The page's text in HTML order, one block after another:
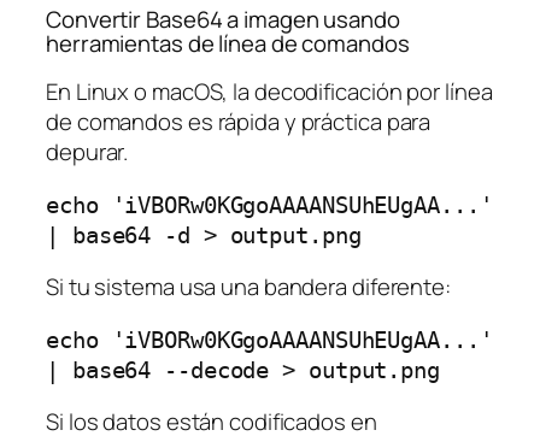
Convertir Base64 a imagen usando
herramientas de línea de comandos
En Linux o macOS, la decodificación por línea
de comandos es rápida y práctica para
depurar.
echo 'iVBORw0KGgoAAAANSUhEUgAA...'
Si tu sistema usa una bandera diferente:
echo 'iVBORw0KGgoAAAANSUhEUgAA...'
Si los datos están codificados en